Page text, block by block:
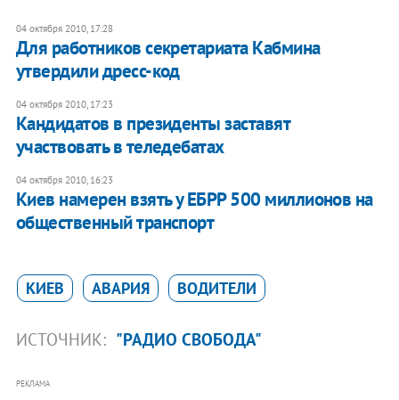
04 октября 2010, 17:28
Для работников секретариата Кабмина
утвердили дресс-код
04 октября 2010, 17:23
Кандидатов в президенты заставят
участвовать в теледебатах
04 октября 2010, 16:23
Киев намерен взять у ЕБРР 500 миллионов на
общественный транспорт
КИЕВ АВАРИЯ ВОДИТЕЛИ
ИСТОЧНИК: "РАДИО СВОБОДА"
РЕКЛАМА